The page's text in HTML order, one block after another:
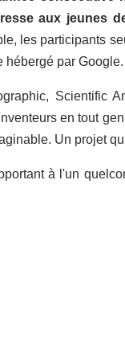
aux jeunes
les participants
hébergé par Google.
Scientific
en tout
Un projet
à l'un